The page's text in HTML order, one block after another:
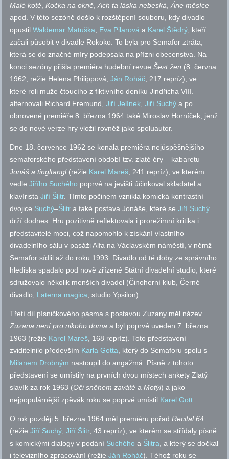
Malé kotě,Kočka na okně,Ach ta láska nebeská,Árie měsíce
apod. V této sezóně došlo k rozštěpení souboru, kdy divadlo
opustilWaldemar Matuška, Eva Pilarová a Karel Štědrý, kteří
začali působit v divadle Rokoko. To byla pro Semafor ztráta,
která se do značné míry podepsala na přízni obecenstva. Na
konci sezóny přišla premiéra hudební revueŠest žen (8. června
1962, režie Helena Philippová,Ján Roháč, 217 repríz), ve
které roli muže čtoucího z fiktivního deníku Jindřicha VIII.
alternovali Richard Fremund,Jiří Jelínek,Jiří Suchý a po
obnovené premiéře 8. března 1964 také Miroslav Horníček, jenž
se do nové verze hry vložil rovněž jako spoluautor.
Dne 18. července 1962 se konala premiéra nejúspěšnějšího
semaforského představení obdobítzv. zlaté éry – kabaretu
Jonáš a tingltangl (režie Karel Mareš, 241 repríz), ve kterém
vedleJiřího Suchého poprvé na jevišti účinkoval skladatel a
klavíristaJiří Šlitr. Tímto počinem vznikla komická kontrastní
dvojice Suchý–Šlitr a také postava Jonáše, které seJiří Suchý
drží dodnes. Hru pozitivně reflektovala i prorežimní kritika i
představitelé moci, což napomohlo k získání vlastního
divadelního sálu v pasáži Alfa na Václavském náměstí, v němž
Semafor sídlil až do roku 1993. Divadlo od té doby ze správního
hlediska spadalo pod nově zřízené Státní divadelní studio, které
sdružovalo několik menších divadel (Činoherní klub, Černé
divadlo, Laterna magica, studio Ypsilon).
Třetí díl písničkového pásma s postavou Zuzany měl název
Zuzana není pro nikoho domaa byl poprvé uveden 7. března
1963 (režie Karel Mareš, 168 repríz). Toto představení
zviditelnilo především Karla Gotta, který do Semaforu spolu s
Milanem Drobným nastoupil do angažmá. Písně z tohoto
představení se umístily na prvních dvou místech ankety Zlatý
slavík za rok 1963 (Oči sněhem zaváté aMotýl) a jako
nejpopulárnější zpěvák roku se poprvé umístil Karel Gott.
O rok později 5. března 1964 měl premiéru pořadRecital 64
(režieJiří Suchý,Jiří Šlitr, 43 repríz), ve kterém se střídaly písně
s komickými dialogy v podání Suchého a Šlitra, a který se dočkal
i televizního zpracování (režieJán Roháč). Téhož roku se